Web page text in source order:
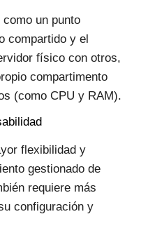
como un punto
compartido y el
físico con otros,
compartimento
(como CPU y RAM).
flexibilidad y
gestionado de
requiere más
configuración y